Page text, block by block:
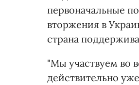
первоначальные
вторжения в
страна
"Мы участвуем во
действительно